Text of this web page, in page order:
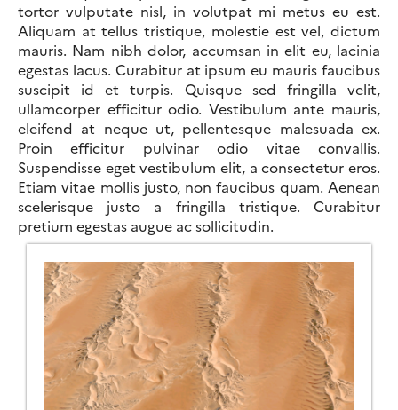
tortor vulputate nisl, in volutpat mi metus eu est.
Aliquam at tellus tristique, molestie est vel, dictum
mauris. Nam nibh dolor, accumsan in elit eu, lacinia
egestas lacus. Curabitur at ipsum eu mauris faucibus
suscipit id et turpis. Quisque sed fringilla velit,
ullamcorper efficitur odio. Vestibulum ante mauris,
eleifend at neque ut, pellentesque malesuada ex.
Proin efficitur pulvinar odio vitae convallis.
Suspendisse eget vestibulum elit, a consectetur eros.
Etiam vitae mollis justo, non faucibus quam. Aenean
scelerisque justo a fringilla tristique. Curabitur
pretium egestas augue ac sollicitudin.